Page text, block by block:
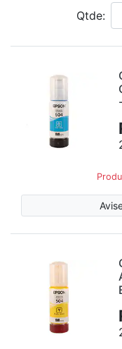
Qtde: